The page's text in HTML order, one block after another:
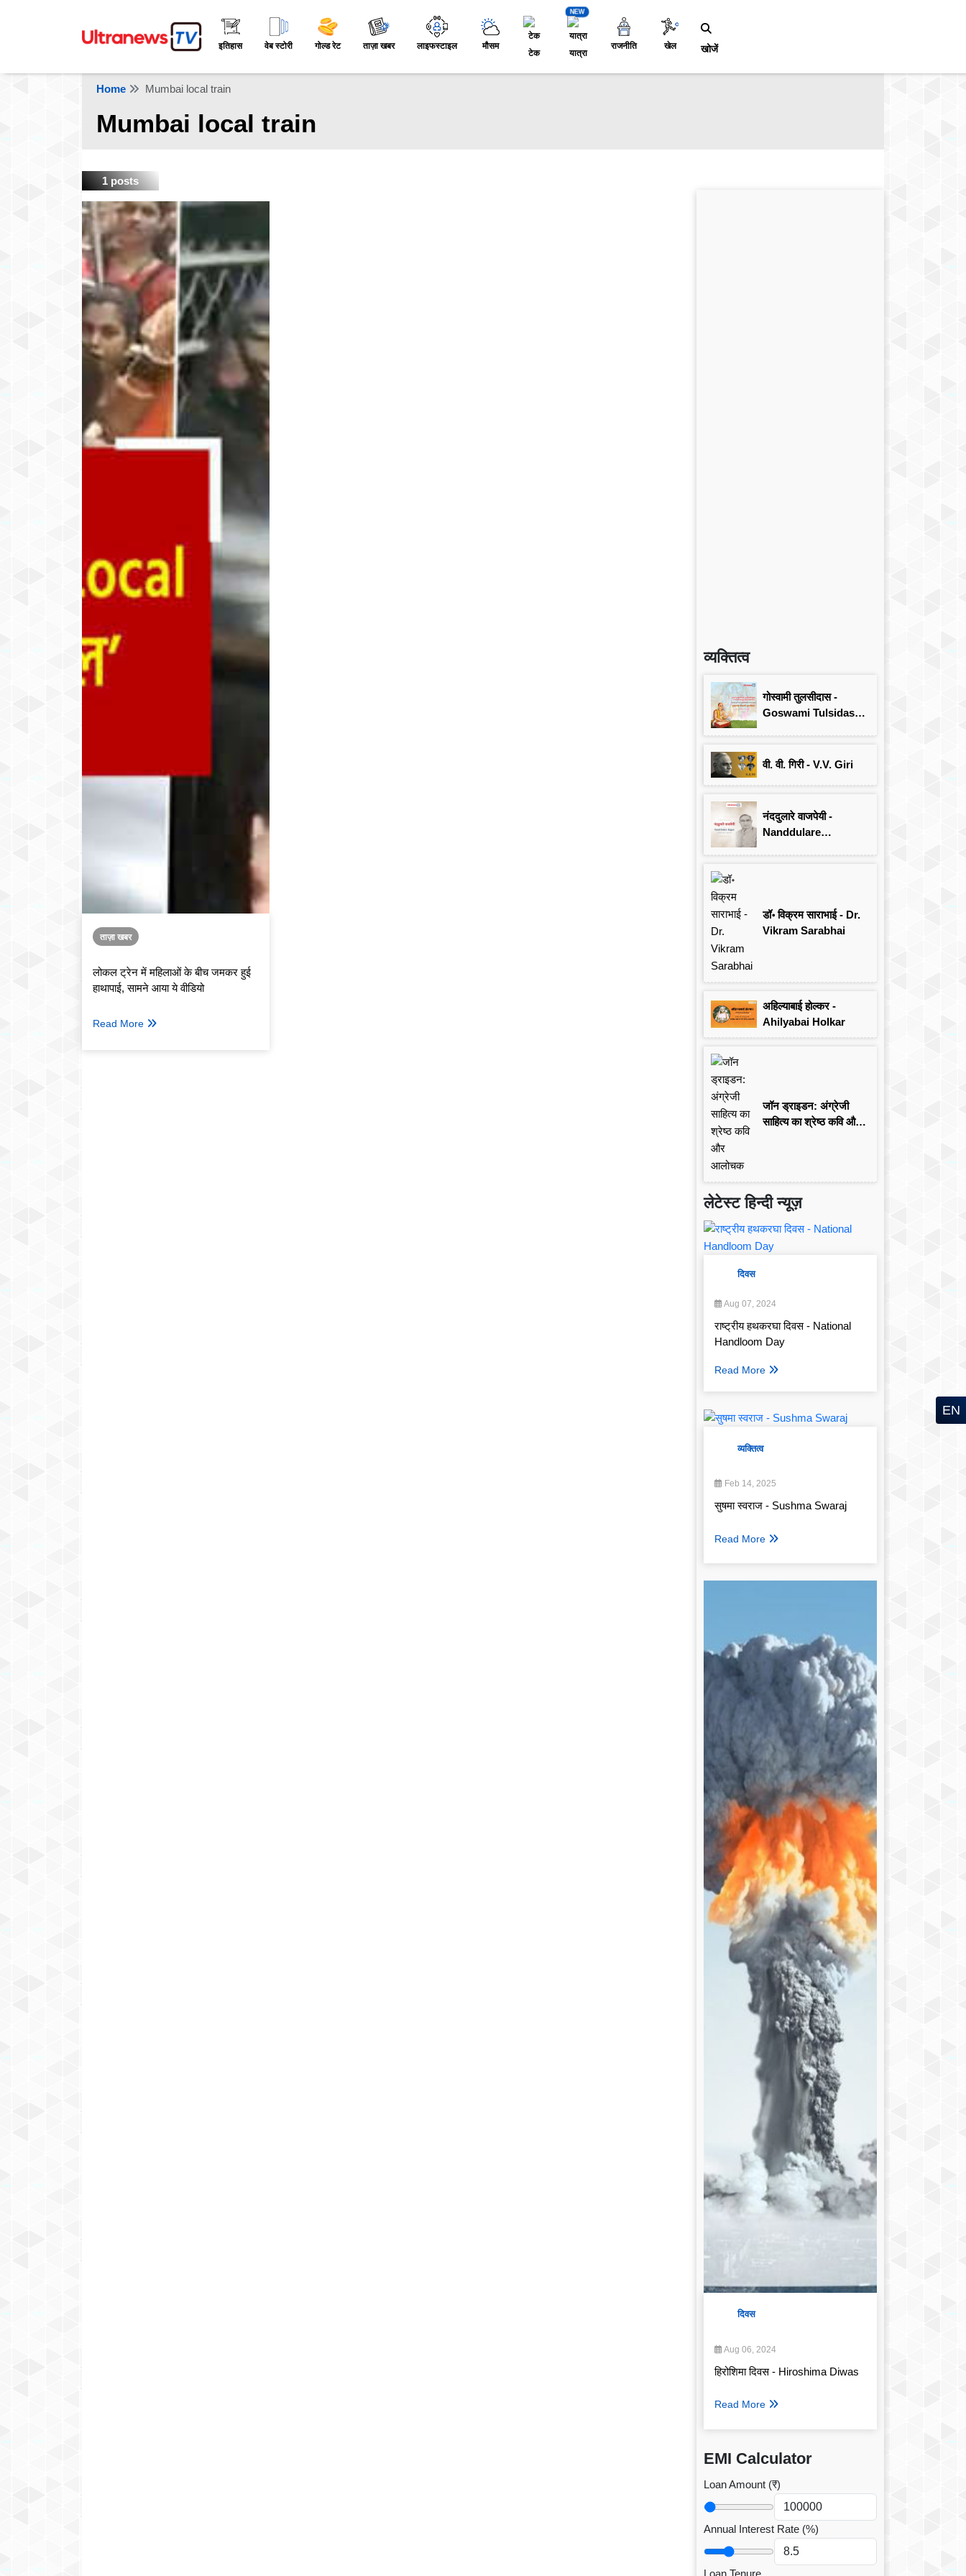
इतिहास वेब स्टोरी गोल्ड रेट ताज़ा खबर लाइफस्टाइल मौसम
टेक
NEW
यात्रा
राजनीति खेल खोजें
Home Mumbai local train
Mumbai local train
1 posts
ताज़ा खबर
लोकल ट्रेन में महिलाओं के बीच जमकर हुई
हाथापाई, सामने आया ये वीडियो
Read More
व्यक्तित्व
गोस्वामी तुलसीदास -
Goswami Tulsidas:
वी. वी. गिरी - V.V. Giri
नंददुलारे वाजपेयी -
Nanddulare
डॉ॰ विक्रम साराभाई - Dr.
Vikram Sarabhai
अहिल्याबाई होल्कर -
Ahilyabai Holkar
जॉन ड्राइडन: अंग्रेजी
साहित्य का श्रेष्ठ कवि और
लेटेस्ट हिन्दी न्यूज़
दिवस
Aug 07, 2024
राष्ट्रीय हथकरघा दिवस - National
Handloom Day
Read More
व्यक्तित्व
Feb 14, 2025
सुषमा स्वराज - Sushma Swaraj
Read More
दिवस
Aug 06, 2024
हिरोशिमा दिवस - Hiroshima Diwas
Read More
EMI Calculator
Loan Amount (₹)
Annual Interest Rate (%)
Loan Tenure
EN